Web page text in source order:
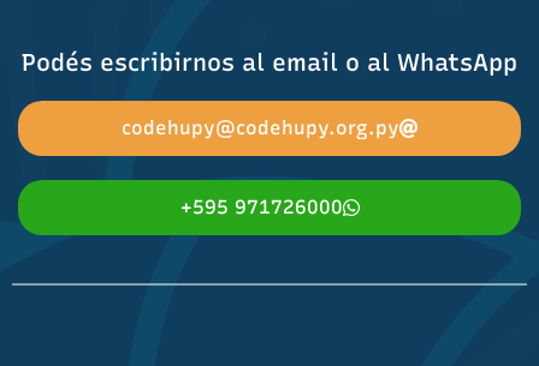
Podés escribirnos al email o al WhatsApp
codehupy@codehupy.org.py
+595 971726000